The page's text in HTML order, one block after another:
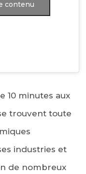
contenu
10 minutes aux
trouvent toute
industries et
de nombreux